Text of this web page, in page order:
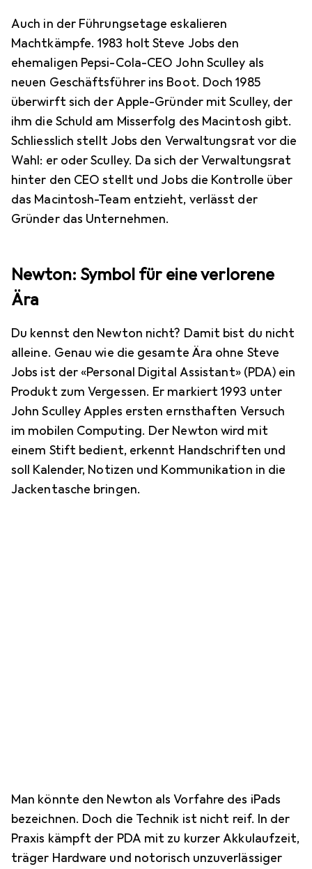
Auch in der Führungsetage eskalieren
Machtkämpfe. 1983 holt Steve Jobs den
ehemaligen Pepsi-Cola-CEO John Sculley als
neuen Geschäftsführer ins Boot. Doch 1985
überwirft sich der Apple-Gründer mit Sculley, der
ihm die Schuld am Misserfolg des Macintosh gibt.
Schliesslich stellt Jobs den Verwaltungsrat vor die
Wahl: er oder Sculley. Da sich der Verwaltungsrat
hinter den CEO stellt und Jobs die Kontrolle über
das Macintosh-Team entzieht, verlässt der
Gründer das Unternehmen.
Newton: Symbol für eine verlorene
Ära
Du kennst den Newton nicht? Damit bist du nicht
alleine. Genau wie die gesamte Ära ohne Steve
Jobs ist der «Personal Digital Assistant» (PDA) ein
Produkt zum Vergessen. Er markiert 1993 unter
John Sculley Apples ersten ernsthaften Versuch
im mobilen Computing. Der Newton wird mit
einem Stift bedient, erkennt Handschriften und
soll Kalender, Notizen und Kommunikation in die
Jackentasche bringen.
Man könnte den Newton als Vorfahre des iPads
bezeichnen. Doch die Technik ist nicht reif. In der
Praxis kämpft der PDA mit zu kurzer Akkulaufzeit,
träger Hardware und notorisch unzuverlässiger